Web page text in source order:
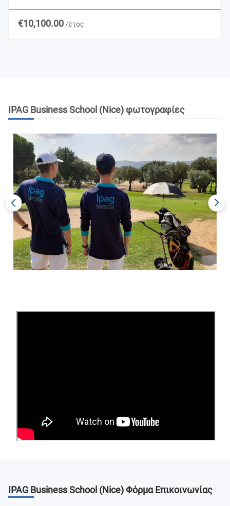
€10,100.00 /έτος
IPAG Business School (Nice)φωτογραφίες
IPAG Business School (Nice)Φόρμα Επικοινωνίας